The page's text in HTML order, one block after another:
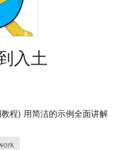
入土
程) 用简洁的示例全面讲解